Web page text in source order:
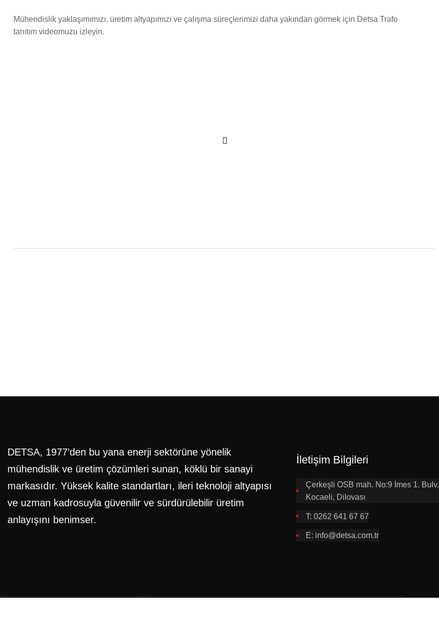
Mühendislik yaklaşımımızı, üretim altyapımızı ve çalışma süreçlerimizi daha yakından görmek için Detsa Trafo
tanıtım videomuzu izleyin.
DETSA, 1977’den bu yana enerji sektörüne yönelik
mühendislik ve üretim çözümleri sunan, köklü bir sanayi
markasıdır. Yüksek kalite standartları, ileri teknoloji altyapısı
ve uzman kadrosuyla güvenilir ve sürdürülebilir üretim
anlayışını benimser.
İletişim Bilgileri
Çerkeşli OSB mah. No:9 İmes 1. Bulv.
Kocaeli, Dilovası
T: 0262 641 67 67
E: info@detsa.com.tr